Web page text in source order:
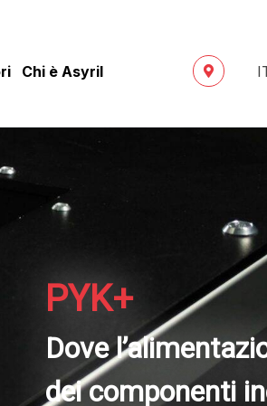
Chi è Asyril
PYK+
Dove
dei componenti